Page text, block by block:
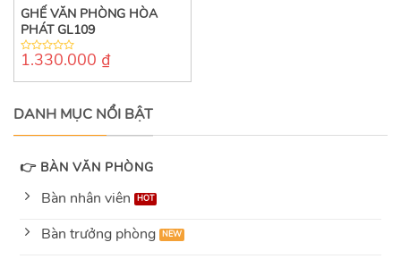
GHẾ VĂN PHÒNG HÒA
PHÁT GL109
0
of
1.330.000 ₫
DANH MỤC NỔI BẬT
👉 BÀN VĂN PHÒNG
Bàn nhân viên
Bàn trưởng phòng